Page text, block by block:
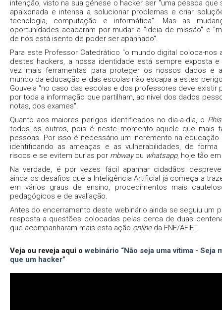
intenção, visto na sua génese o hacker ser "uma pessoa
apaixonada e intensa a solucionar problemas e criar
tecnologia, computação e informática". Mas as
oportunidades acabaram por mudar a "ideia de missão" e
de nós está isento de poder ser apanhado".
Para este Professor Catedrático "o mundo digital coloca-nos
destes hackers, a nossa identidade está sempre exposta
vez mais ferramentas para proteger os nossos dados e
mundo da educação e das escolas não escapa a estes
Gouveia "no caso das escolas e dos professores deve existir
por toda a informação que partilham, ao nível dos dados
notas, dos exames".
Quanto aos maiores perigos identificados no dia-a-dia, o
todos os outros, pois é neste momento aquele que mais
pessoas. Por isso é necessário um incremento na educação
identificando as ameaças e as vulnerabilidades, de
riscos e se evitem burlas por mbwayou whatsapp, hoje tão
Na verdade, é por vezes fácil apanhar cidadãos
ainda os desafios que a Inteligência Artificial já começa a
em vários graus de ensino, procedimentos mais
pedagógicos e de avaliação.
Antes do encerramento deste webinário ainda se seguiu um
resposta a questões colocadas pelas cerca de duas
que acompanharam mais esta ação onlineda FNE/AFIET.
Veja ou reveja aqui o webinário “Não seja uma vítima - Seja
que um hacker”